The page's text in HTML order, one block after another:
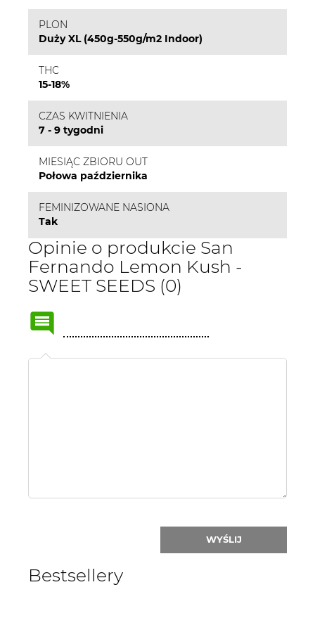
PLON
Duży XL (450g-550g/m2 Indoor)
THC
15-18%
CZAS KWITNIENIA
7 - 9 tygodni
MIESIĄC ZBIORU OUT
Połowa października
FEMINIZOWANE NASIONA
Tak
Opinie o produkcie San
Fernando Lemon Kush -
SWEET SEEDS (0)
WYŚLIJ
Bestsellery